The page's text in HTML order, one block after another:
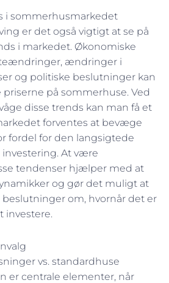
i sommerhusmarkedet
er det også vigtigt at se på
i markedet. Økonomiske
ændringer i
og politiske beslutninger kan
priserne på sommerhuse. Ved
disse trends kan man få et
forventes at bevæge
fordel for den langsigtede
At være
tendenser hjælper med at
og gør det muligt at
om, hvornår det er
investere.
vs. standardhuse
er centrale elementer, når